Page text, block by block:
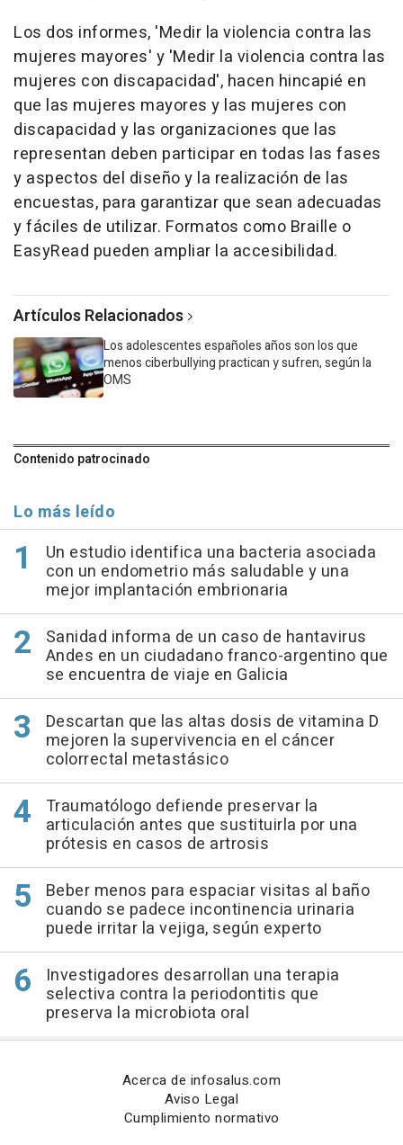
Los dos informes, 'Medir la violencia contra las
mujeres mayores' y 'Medir la violencia contra las
mujeres con discapacidad', hacen hincapié en
que las mujeres mayores y las mujeres con
discapacidad y las organizaciones que las
representan deben participar en todas las fases
y aspectos del diseño y la realización de las
encuestas, para garantizar que sean adecuadas
y fáciles de utilizar. Formatos como Braille o
EasyRead pueden ampliar la accesibilidad.
Artículos Relacionados
Los adolescentes españoles años son los que
menos ciberbullying practican y sufren, según la
OMS
Contenido patrocinado
Lo más leído
Un estudio identifica una bacteria asociada
con un endometrio más saludable y una
mejor implantación embrionaria
Sanidad informa de un caso de hantavirus
Andes en un ciudadano franco-argentino que
se encuentra de viaje en Galicia
Descartan que las altas dosis de vitamina D
mejoren la supervivencia en el cáncer
colorrectal metastásico
Traumatólogo defiende preservar la
articulación antes que sustituirla por una
prótesis en casos de artrosis
Beber menos para espaciar visitas al baño
cuando se padece incontinencia urinaria
puede irritar la vejiga, según experto
Investigadores desarrollan una terapia
selectiva contra la periodontitis que
preserva la microbiota oral
Acerca de infosalus.com
Aviso Legal
Cumplimiento normativo